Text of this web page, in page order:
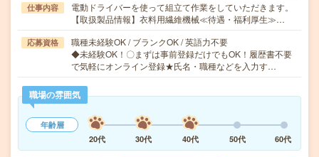
仕事内容
電動ドライバーを使って組立て作業をしていただきます。
【取扱製品情報】衣料用繊維機械≪待遇・福利厚生≫…
応募資格
職種未経験OK / ブランクOK / 英語力不要
◆未経験OK！〇まずは事前登録だけでもOK！履歴書不要
で気軽にオンライン登録★氏名・職種などを入力す…
職場の雰囲気
年齢層
20代
30代 40代 50代 60代